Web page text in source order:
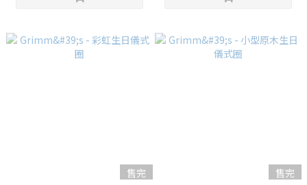
售完
售完